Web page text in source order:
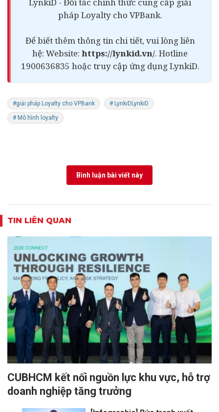
pháp Loyalty cho VPBank.
Để biết thêm thông tin chi tiết, vui lòng liên
hệ: Website: https://lynkid.vn/. Hotline
1900636835 hoặc truy cập ứng dụng LynkiD.
#giải pháp Loyalty cho VPBank # LynkiDLynkiD
# Mô hình loyalty
Bình luận bài viết này
TIN LIÊN QUAN
CUBHCM kết nối nguồn lực khu vực, hỗ trợ
doanh nghiệp tăng trưởng